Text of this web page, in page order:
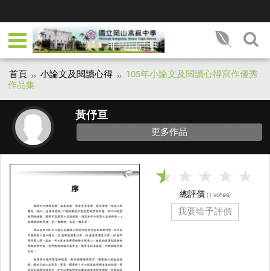
首頁 小論文及閱讀心得
105年小論文及閱讀心得寫作優秀
作品集
黃伃亘
更多作品
總評價 (1 votes)
我要给予評價